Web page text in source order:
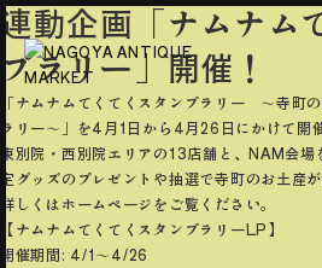
連動企画「ナムナム
プラリー」開催！
「ナムナムてくてくスタンプラリー 〜寺町
ラリー〜」を4月1日から4月26日にかけて開
東別院・西別院エリアの13店舗と、NAM会
定グッズのプレゼントや抽選で寺町のお土産が
詳しくはホームページをご覧ください。
【ナムナムてくてくスタンプラリーLP】
開催期間: 4/1〜4/26